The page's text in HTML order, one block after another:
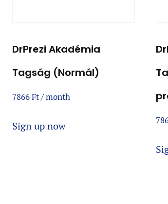
DrPrezi Akadémia
Tagság (Normál)
7866Ft/ month
Sign up now